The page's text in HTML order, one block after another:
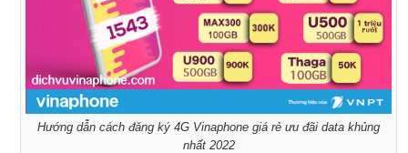
Hướng dẫn cách đăng ký 4G Vinaphone giá rẻ ưu đãi data khủng
nhất 2022